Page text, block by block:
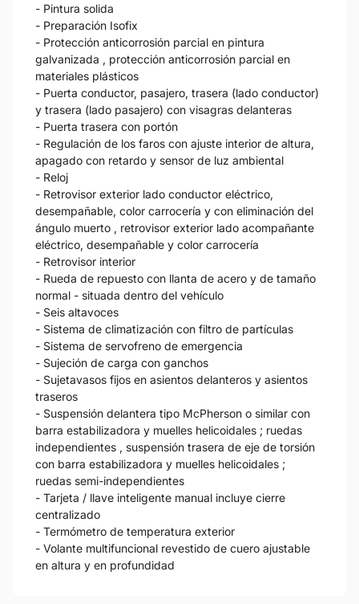
- Pintura solida
- Preparación Isofix
- Protección anticorrosión parcial en pintura
galvanizada , protección anticorrosión parcial en
materiales plásticos
- Puerta conductor, pasajero, trasera (lado conductor)
y trasera (lado pasajero) con visagras delanteras
- Puerta trasera con portón
- Regulación de los faros con ajuste interior de altura,
apagado con retardo y sensor de luz ambiental
- Reloj
- Retrovisor exterior lado conductor eléctrico,
desempañable, color carrocería y con eliminación del
ángulo muerto , retrovisor exterior lado acompañante
eléctrico, desempañable y color carrocería
- Retrovisor interior
- Rueda de repuesto con llanta de acero y de tamaño
normal - situada dentro del vehículo
- Seis altavoces
- Sistema de climatización con filtro de partículas
- Sistema de servofreno de emergencia
- Sujeción de carga con ganchos
- Sujetavasos fijos en asientos delanteros y asientos
traseros
- Suspensión delantera tipo McPherson o similar con
barra estabilizadora y muelles helicoidales ; ruedas
independientes , suspensión trasera de eje de torsión
con barra estabilizadora y muelles helicoidales ;
ruedas semi-independientes
- Tarjeta / llave inteligente manual incluye cierre
centralizado
- Termómetro de temperatura exterior
- Volante multifuncional revestido de cuero ajustable
en altura y en profundidad